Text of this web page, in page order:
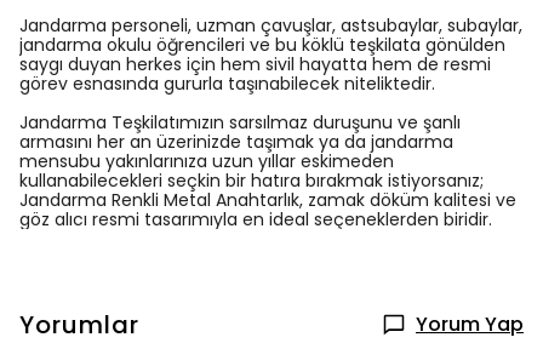
Jandarma personeli, uzman çavuşlar, astsubaylar, subaylar,
jandarma okulu öğrencileri ve bu köklü teşkilata gönülden
saygı duyan herkes için hem sivil hayatta hem de resmi
görev esnasında gururla taşınabilecek niteliktedir.
Jandarma Teşkilatımızın sarsılmaz duruşunu ve şanlı
armasını her an üzerinizde taşımak ya da jandarma
mensubu yakınlarınıza uzun yıllar eskimeden
kullanabilecekleri seçkin bir hatıra bırakmak istiyorsanız;
Jandarma Renkli Metal Anahtarlık, zamak döküm kalitesi ve
göz alıcı resmi tasarımıyla en ideal seçeneklerden biridir.
Yorumlar Yorum Yap